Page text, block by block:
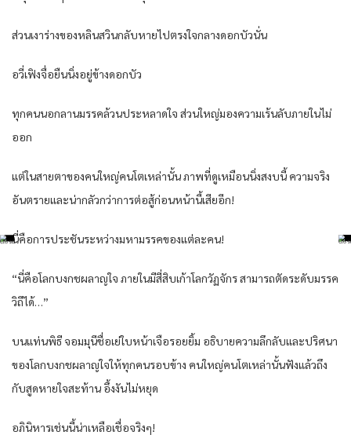
ส่วนเงาร่างของหลินสวินกลับหายไปตรงใจกลางดอกบัวนั่น
อวี่เฟิงจื่อยืนนิ่งอยู่ข้างดอกบัว
ทุกคนนอกลานมรรคล้วนประหลาดใจ ส่วนใหญ่มองความเร้นลับภายในไม่
ออก
แต่ในสายตาของคนใหญ่คนโตเหล่านั้น ภาพที่ดูเหมือนนิ่งสงบนี้ ความจริง
อันตรายและน่ากลัวกว่าการต่อสู้ก่อนหน้านี้เสียอีก!
นี่คือการประชันระหว่างมหามรรคของแต่ละคน!
“นี่คือโลกบงกชผลาญใจ ภายในมีสี่สิบเก้าโลกวัฏจักร สามารถตัดระดับมรรค
วิถีได้…”
บนแท่นพิธี จอมมุนีชื่อเย่ใบหน้าเจือรอยยิ้ม อธิบายความลึกลับและปริศนา
ของโลกบงกชผลาญใจให้ทุกคนรอบข้าง คนใหญ่คนโตเหล่านั้นฟังแล้วถึง
กับสูดหายใจสะท้าน อึ้งงันไม่หยุด
อภินิหารเช่นนี้น่าเหลือเชื่อจริงๆ!